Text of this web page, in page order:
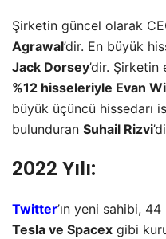
Şirketin güncel olarak
Agrawal’dir. En büyük
Jack Dorsey’dir. Şirketin
%12 hisseleriyle Evan
büyük üçüncü hissedarı
bulunduran Suhail Rizvi
2022 Yılı:
Twitter’ın yeni sahibi,
Tesla ve Spacex gibi